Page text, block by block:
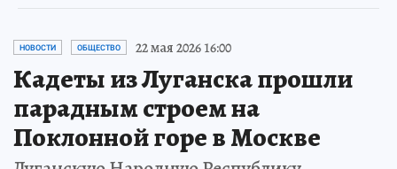
НОВОСТИ ОБЩЕСТВО 22 мая 2026 16:00
Кадеты из Луганска прошли
парадным строем на
Поклонной горе в Москве